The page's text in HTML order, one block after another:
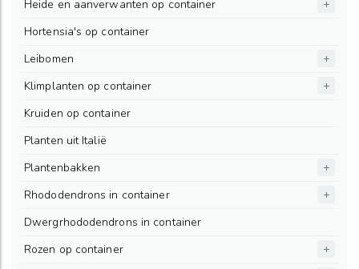
Heide en aanverwanten op container
Hortensia's op container
Leibomen
Klimplanten op container
Kruiden op container
Planten uit Italië
Plantenbakken
Rhododendrons in container
Dwergrhododendrons in container
Rozen op container